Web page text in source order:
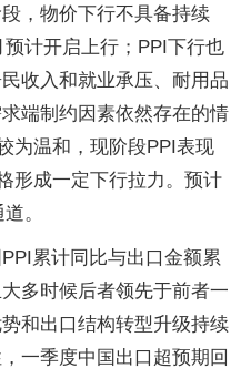
，物价下行不具备持续
计开启上行；PPI下行也
收入和就业承压、耐用品
端制约因素依然存在的情
为温和，现阶段PPI表现
形成一定下行拉力。预计
。
累计同比与出口金额累
多时候后者领先于前者一
和出口结构转型升级持续
一季度中国出口超预期回